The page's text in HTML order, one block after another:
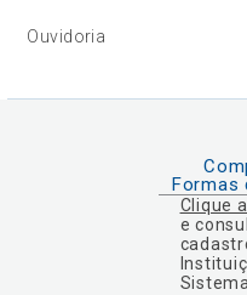
Ouvidoria
Formas
Clique
e